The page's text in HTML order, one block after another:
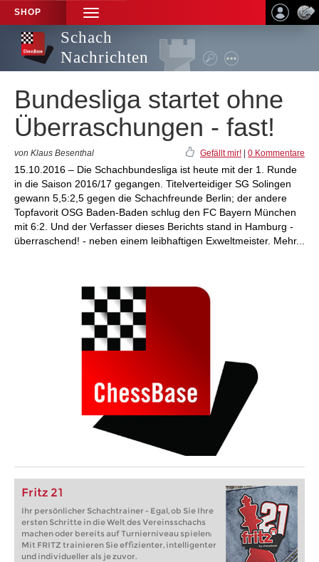
SHOP
TOGGLE
NAVIGATION
Schach
Nachrichten
Bundesliga startet ohne
Überraschungen - fast!
von Klaus Besenthal Gefällt mir! 0 Kommentare
15.10.2016 – Die Schachbundesliga ist heute mit der 1. Runde
in die Saison 2016/17 gegangen. Titelverteidiger SG Solingen
gewann 5,5:2,5 gegen die Schachfreunde Berlin; der andere
Topfavorit OSG Baden-Baden schlug den FC Bayern München
mit 6:2. Und der Verfasser dieses Berichts stand in Hamburg -
überraschend! - neben einem leibhaftigen Exweltmeister. Mehr...
Fritz 21
Ihr persönlicher Schachtrainer - Egal, ob Sie Ihre
ersten Schritte in die Welt des Vereinsschachs
machen oder bereits auf Turnierniveau spielen:
Mit FRITZ trainieren Sie effizienter, intelligenter
und individueller als je zuvor.